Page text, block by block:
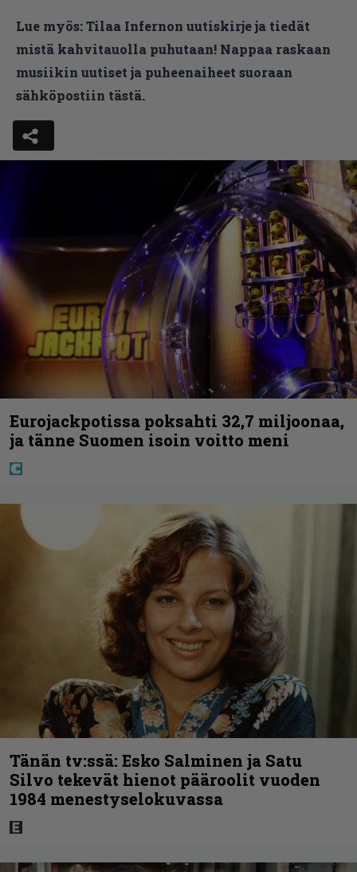
Lue myös:Tilaa Infernon uutiskirje ja tiedät
mistä kahvitauolla puhutaan! Nappaa raskaan
musiikin uutiset ja puheenaiheet suoraan
sähköpostiin tästä.
Eurojackpotissa poksahti 32,7 miljoonaa,
ja tänne Suomen isoin voitto meni
Tänän tv:ssä: Esko Salminen ja Satu
Silvo tekevät hienot pääroolit vuoden
1984 menestyselokuvassa